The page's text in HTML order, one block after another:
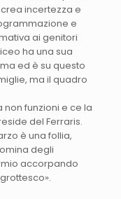
incertezza e
e
ai genitori
ha una sua
ed è su questo
ma il quadro
funzioni e ce la
del Ferraris.
è una follia,
degli
accorpando